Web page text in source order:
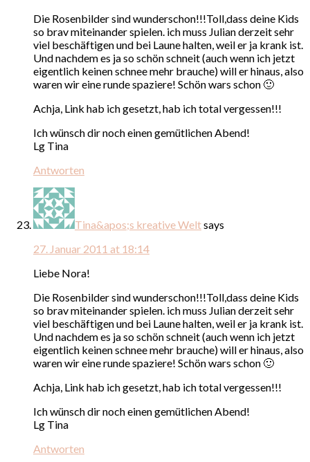
Die Rosenbilder sind wunderschon!!!Toll,dass deine Kids
so brav miteinander spielen. ich muss Julian derzeit sehr
viel beschäftigen und bei Laune halten, weil er ja krank ist.
Und nachdem es ja so schön schneit (auch wenn ich jetzt
eigentlich keinen schnee mehr brauche) will er hinaus, also
waren wir eine runde spaziere! Schön wars schon 🙂
Achja, Link hab ich gesetzt, hab ich total vergessen!!!
Ich wünsch dir noch einen gemütlichen Abend!
Lg Tina
Antworten
Tina&apos;s kreative Weltsays
27. Januar 2011 at 18:14
Liebe Nora!
Die Rosenbilder sind wunderschon!!!Toll,dass deine Kids
so brav miteinander spielen. ich muss Julian derzeit sehr
viel beschäftigen und bei Laune halten, weil er ja krank ist.
Und nachdem es ja so schön schneit (auch wenn ich jetzt
eigentlich keinen schnee mehr brauche) will er hinaus, also
waren wir eine runde spaziere! Schön wars schon 🙂
Achja, Link hab ich gesetzt, hab ich total vergessen!!!
Ich wünsch dir noch einen gemütlichen Abend!
Lg Tina
Antworten